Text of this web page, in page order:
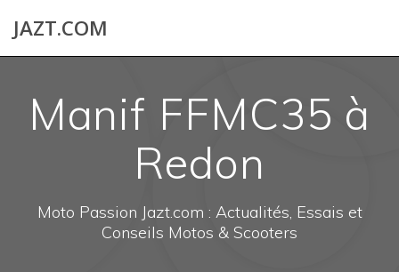
JAZT.COM
Manif FFMC35 à
Redon
Moto Passion Jazt.com : Actualités, Essais et
Conseils Motos & Scooters